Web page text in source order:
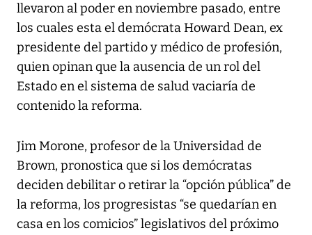
llevaron al poder en noviembre pasado, entre
los cuales esta el demócrata Howard Dean, ex
presidente del partido y médico de profesión,
quien opinan que la ausencia de un rol del
Estado en el sistema de salud vaciaría de
contenido la reforma.
Jim Morone, profesor de la Universidad de
Brown, pronostica que si los demócratas
deciden debilitar o retirar la “opción pública” de
la reforma, los progresistas “se quedarían en
casa en los comicios” legislativos del próximo